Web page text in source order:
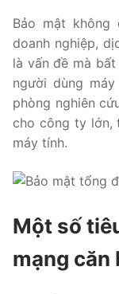
IPPBX FOR
Tổng đài
VOIP
FXS VoIP
FXO VoIP
VoIP GSM /
E1 / T1 /
Bảo mật
doanh nghiệp,
là vấn đề mà
người dùng
phòng nghiên
cho công ty lớn,
máy tính.
Một số
mạng căn